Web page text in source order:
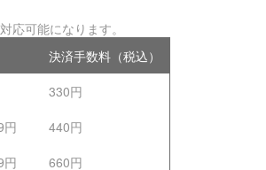
応可能になります。
決済手数料（税込）
330円
円
440円
円
660円